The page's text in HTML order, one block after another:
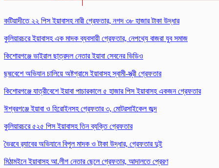
কটিয়াদীতে ২২ পিস ইয়াবাসহ নারী গ্রেফতার, নগদ ৩৮ হাজার টাকা উদ্ধার
কুলিয়ারচরে ইয়াবাসহ এক মাদক ব্যবসায়ী গ্রেফতার, নেপথ্যে বাজরা যুব সমাজ
কিশোরগঞ্জে ভাইরাল ছাত্রদল নেতার ইয়াবা সেবনের ভিডিও
ছদ্মবেশে অভিযান চালিয়ে অষ্টগ্রামে ইয়াবাসহ স্বামী-স্ত্রী গ্রেফতার
কিশোরগঞ্জে যাত্রীবেশে ইয়াবা পাচারকালে ৫ হাজার পিস ইয়াবাসহ একজন গ্রেফতার
ঈশ্বরগঞ্জে ইয়াবা ও হিরোইনসহ গ্রেফতার ৩, মোটরসাইকেল জব্দ
কুলিয়ারচরে ৫২৫ পিস ইয়াবাসহ তিন ব্যক্তি গ্রেফতার
ভৈরবে র‌্যাবের অভিযানে বিপুল মাদক ও টাকা উদ্ধার, গ্রেফতার দুই
মিঠামইনে ইয়াবাসহ আ.লীগ নেতার ছেলে গ্রেফতার, আদালতে প্রেরণ